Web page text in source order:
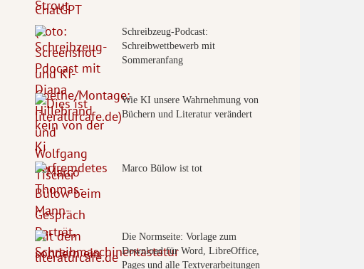
Schreibzeug-Podcast:
Schreibwettbewerb mit
Sommeranfang
Wie KI unsere Wahrnehmung von
Büchern und Literatur verändert
Marco Bülow ist tot
Die Normseite: Vorlage zum
Download für Word, LibreOffice,
Pages und alle Textverarbeitungen